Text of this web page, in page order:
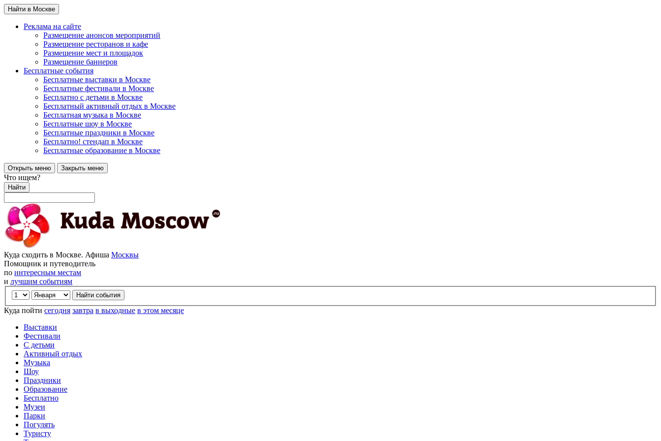
Найти в Москве
Реклама на сайте
Размещение анонсов мероприятий
Размещение ресторанов и кафе
Размещение мест и площадок
Размещение баннеров
Бесплатные события
Бесплатные выставки в Москве
Бесплатные фестивали в Москве
Бесплатно с детьми в Москве
Бесплатный активный отдых в Москве
Бесплатная музыка в Москве
Бесплатные шоу в Москве
Бесплатные праздники в Москве
Бесплатно! стендап в Москве
Бесплатные образование в Москве
Открыть меню Закрыть меню
Что ищем?
Найти
Куда сходить в Москве. Афиша Москвы
Помощник и путеводитель
по интересным местам
и лучшим событиям
Куда пойти сегодня завтра в выходные в этом месяце
Выставки
Фестивали
С детьми
Активный отдых
Музыка
Шоу
Праздники
Образование
Бесплатно
Музеи
Парки
Погулять
Туристу